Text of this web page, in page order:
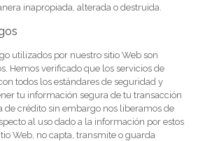
inapropiada, alterada o destruida.
utilizados por nuestro sitio Web son
Hemos verificado que los servicios de
todos los estándares de seguridad y
tu información segura de tu transacción
de crédito sin embargo nos liberamos de
al uso dado a la información por estos
Web, no capta, transmite o guarda